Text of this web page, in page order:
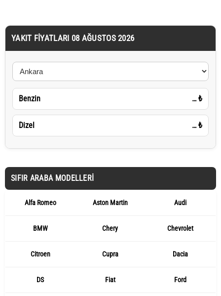
YAKIT FIYATLARI 08 AĞUSTOS 2026
Benzin … ₺
Dizel … ₺
SIFIR ARABA MODELLERI
Alfa Romeo Aston Martin Audi
BMW Chery Chevrolet
Citroen Cupra Dacia
DS Fiat Ford